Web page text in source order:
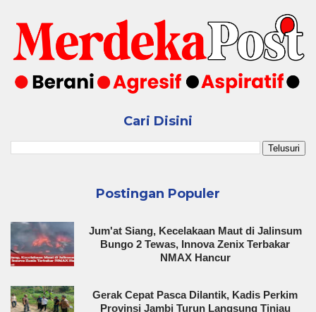
Cari Disini
Postingan Populer
Jum'at Siang, Kecelakaan Maut di Jalinsum
Bungo 2 Tewas, Innova Zenix Terbakar
NMAX Hancur
Gerak Cepat Pasca Dilantik, Kadis Perkim
Provinsi Jambi Turun Langsung Tinjau